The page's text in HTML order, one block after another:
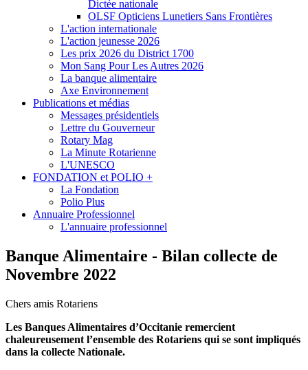
Dictée nationale
OLSF Opticiens Lunetiers Sans Frontières
L'action internationale
L'action jeunesse 2026
Les prix 2026 du District 1700
Mon Sang Pour Les Autres 2026
La banque alimentaire
Axe Environnement
Publications et médias
Messages présidentiels
Lettre du Gouverneur
Rotary Mag
La Minute Rotarienne
L'UNESCO
FONDATION et POLIO +
La Fondation
Polio Plus
Annuaire Professionnel
L'annuaire professionnel
Banque Alimentaire - Bilan collecte de
Novembre 2022
Chers amis Rotariens
Les Banques Alimentaires d’Occitanie remercient
chaleureusement l’ensemble des Rotariens qui se sont impliqués
dans la collecte Nationale.